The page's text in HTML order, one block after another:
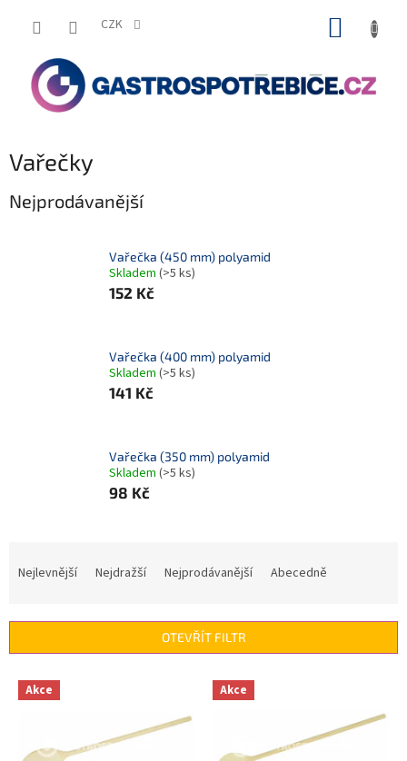
CZK
Vařečky
Nejprodávanější
Vařečka (450 mm) polyamid
Skladem (>5 ks)
152 Kč
Vařečka (400 mm) polyamid
Skladem (>5 ks)
141 Kč
Vařečka (350 mm) polyamid
Skladem (>5 ks)
98 Kč
í
Nejlevnější Nejdražší Nejprodávanější Abecedně
OTEVŘÍT FILTR
V Akce Akce